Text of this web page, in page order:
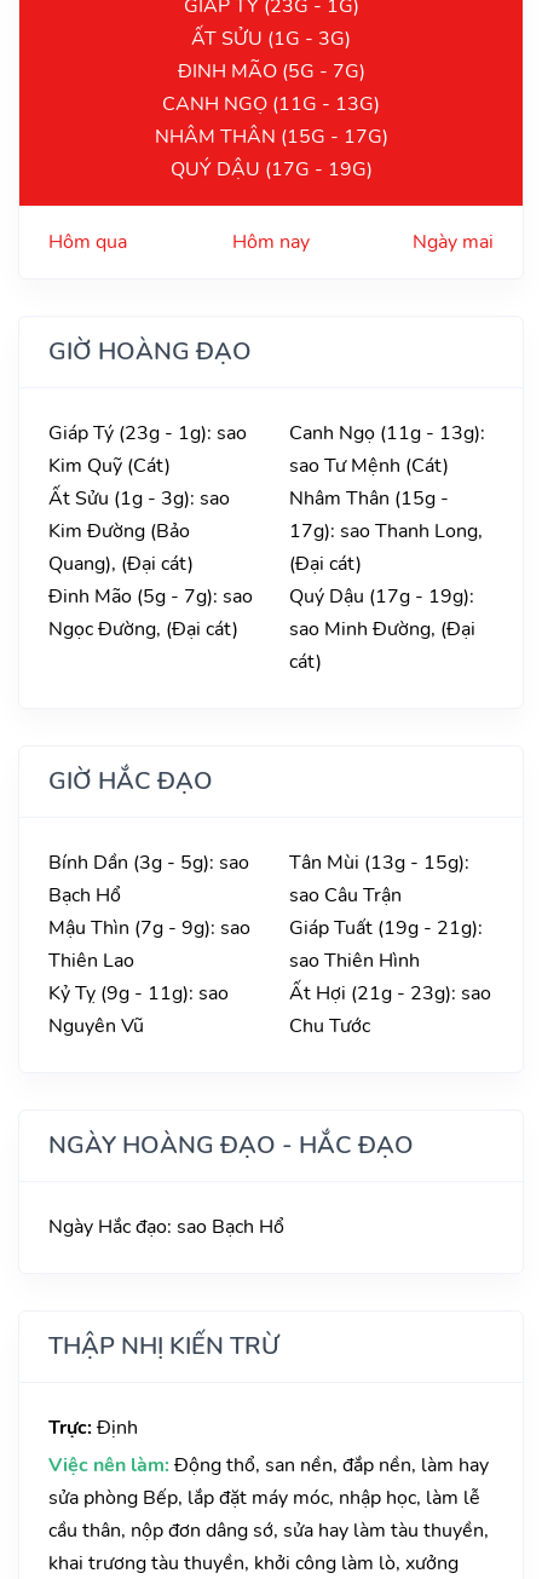
GIÁP TÝ (23G - 1G)
ẤT SỬU (1G - 3G)
ĐINH MÃO (5G - 7G)
CANH NGỌ (11G - 13G)
NHÂM THÂN (15G - 17G)
QUÝ DẬU (17G - 19G)
Hôm qua Hôm nay Ngày mai
GIỜ HOÀNG ĐẠO
Giáp Tý (23g - 1g): sao
Kim Quỹ (Cát)
Ất Sửu (1g - 3g): sao
Kim Đường (Bảo
Quang), (Đại cát)
Đinh Mão (5g - 7g): sao
Ngọc Đường, (Đại cát)
Canh Ngọ (11g - 13g):
sao Tư Mệnh (Cát)
Nhâm Thân (15g -
17g): sao Thanh Long,
(Đại cát)
Quý Dậu (17g - 19g):
sao Minh Đường, (Đại
cát)
GIỜ HẮC ĐẠO
Bính Dần (3g - 5g): sao
Bạch Hổ
Mậu Thìn (7g - 9g): sao
Thiên Lao
Kỷ Tỵ (9g - 11g): sao
Nguyên Vũ
Tân Mùi (13g - 15g):
sao Câu Trận
Giáp Tuất (19g - 21g):
sao Thiên Hình
Ất Hợi (21g - 23g): sao
Chu Tước
NGÀY HOÀNG ĐẠO - HẮC ĐẠO
Ngày Hắc đạo: sao Bạch Hổ
THẬP NHỊ KIẾN TRỪ
Trực: Định
Việc nên làm: Động thổ, san nền, đắp nền, làm hay
sửa phòng Bếp, lắp đặt máy móc, nhập học, làm lễ
cầu thân, nộp đơn dâng sớ, sửa hay làm tàu thuyền,
khai trương tàu thuyền, khởi công làm lò, xưởng